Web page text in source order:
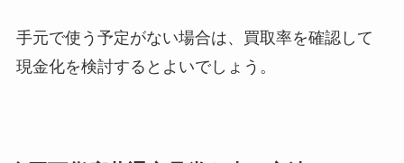
手元で使う予定がない場合は、買取率を確認して
現金化を検討するとよいでしょう。